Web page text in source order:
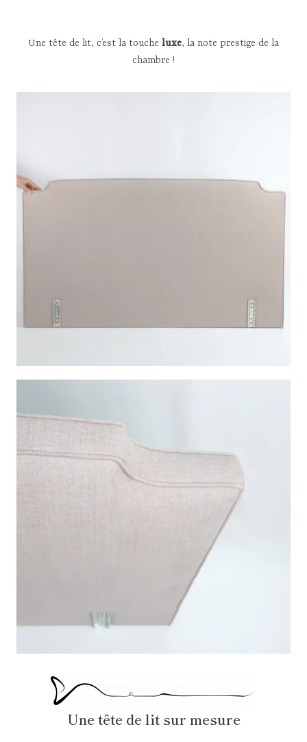
Une tête de lit, c’est la touche luxe, la note prestige de la
chambre !
Une tête de lit sur mesure